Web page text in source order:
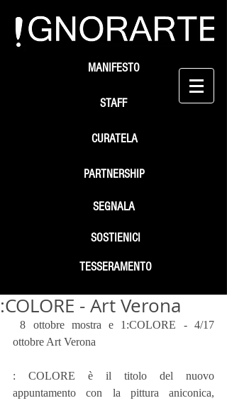
STAFF
SEGNALA
SOSTIENICI
MANIFESTO
PARTNERSHIP
TESSERAMENTO
CURATELA
:COLORE - Art Verona
8 ottobre mostra e 1:COLORE - 4/17
ottobre Art Verona
: COLORE è il titolo del nuovo
appuntamento con la pittura aniconica,